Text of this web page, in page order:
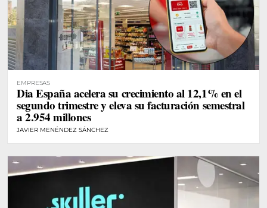
EMPRESAS
Dia España acelera su crecimiento al 12,1% en el
segundo trimestre y eleva su facturación semestral
a 2.954 millones
JAVIER MENÉNDEZ SÁNCHEZ